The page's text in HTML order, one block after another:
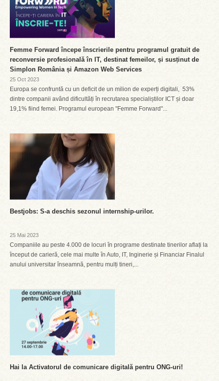
Femme Forward începe înscrierile pentru programul gratuit de
reconversie profesională în IT, destinat femeilor, și susținut de
Simplon România și Amazon Web Services
25 Oct 2023
Europa se confruntă cu un deficit de un milion de experți digitali, 53%
dintre companii având dificultăți în recrutarea specialiștilor ICT și doar
19,1% fiind femei. Programul european "Femme Forward"...
Bestjobs: S-a deschis sezonul internship-urilor.
25 Mai 2023
Companiile au peste 4.000 de locuri în programe destinate tinerilor aflați la
început de carieră, cele mai multe în Auto, IT, Inginerie și Financiar Finalul
anului universitar înseamnă, pentru mulți tineri,...
Hai la Activatorul de comunicare digitală pentru ONG-uri!